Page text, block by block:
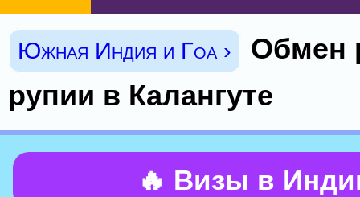
Южная Индия и Гоа ›
Обмен
рупии в Калангуте
🔥 Визы в